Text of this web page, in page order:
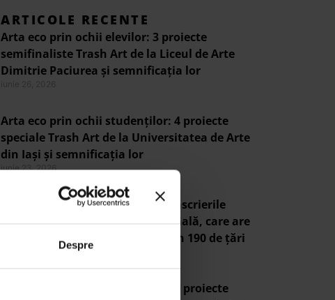
Despre
ARTICOLE RECENTE
Arta eco prin ochii elevilor: 3 proiecte
semifinaliste Trash Art de la Liceul de Arte
Dimitrie Paciurea și semnificația lor
Arta eco prin ochii studenților: 4 proiecte
speciale Trash Art de la Universitatea de Arte
din Iași și semnificația lor
iunie 23, 2026
Let’s Do It, Romania! lansează înscrierile
pentru Ziua de Curățenie Națională, care are
loc pe 19 septembrie, simultan în 190 de țări
Arta eco prin ochii studenților: 3 proiecte